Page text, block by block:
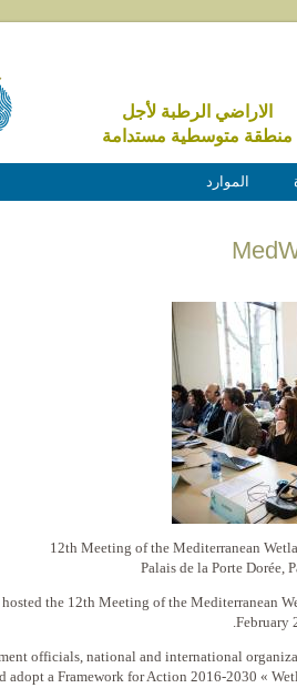
الاراضي الرطبة لأجل
منطقة متوسطية مستدامة
الموارد
12th Meeting of the Mediterranean
Palais de la Porte Dorée,
the 12th Meeting of the Mediterranean
February
officials, national and international
adopt a Framework for Action 2016-2030 «